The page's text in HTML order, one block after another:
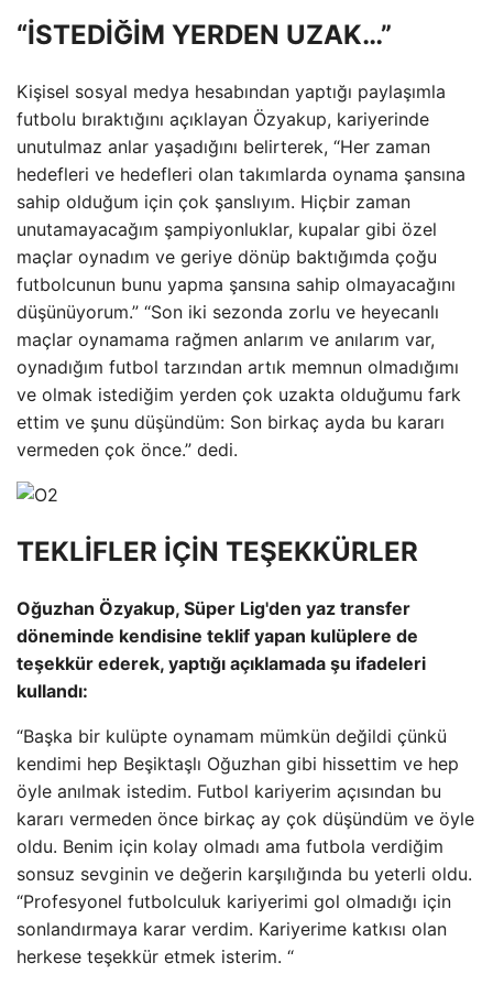
“İSTEDİĞİM YERDEN UZAK…”
Kişisel sosyal medya hesabından yaptığı paylaşımla
futbolu bıraktığını açıklayan Özyakup, kariyerinde
unutulmaz anlar yaşadığını belirterek, “Her zaman
hedefleri ve hedefleri olan takımlarda oynama şansına
sahip olduğum için çok şanslıyım. Hiçbir zaman
unutamayacağım şampiyonluklar, kupalar gibi özel
maçlar oynadım ve geriye dönüp baktığımda çoğu
futbolcunun bunu yapma şansına sahip olmayacağını
düşünüyorum.” “Son iki sezonda zorlu ve heyecanlı
maçlar oynamama rağmen anlarım ve anılarım var,
oynadığım futbol tarzından artık memnun olmadığımı
ve olmak istediğim yerden çok uzakta olduğumu fark
ettim ve şunu düşündüm: Son birkaç ayda bu kararı
vermeden çok önce.” dedi.
TEKLİFLER İÇİN TEŞEKKÜRLER
Oğuzhan Özyakup, Süper Lig'den yaz transfer
döneminde kendisine teklif yapan kulüplere de
teşekkür ederek, yaptığı açıklamada şu ifadeleri
kullandı:
“Başka bir kulüpte oynamam mümkün değildi çünkü
kendimi hep Beşiktaşlı Oğuzhan gibi hissettim ve hep
öyle anılmak istedim. Futbol kariyerim açısından bu
kararı vermeden önce birkaç ay çok düşündüm ve öyle
oldu. Benim için kolay olmadı ama futbola verdiğim
sonsuz sevginin ve değerin karşılığında bu yeterli oldu.
“Profesyonel futbolculuk kariyerimi gol olmadığı için
sonlandırmaya karar verdim. Kariyerime katkısı olan
herkese teşekkür etmek isterim. “